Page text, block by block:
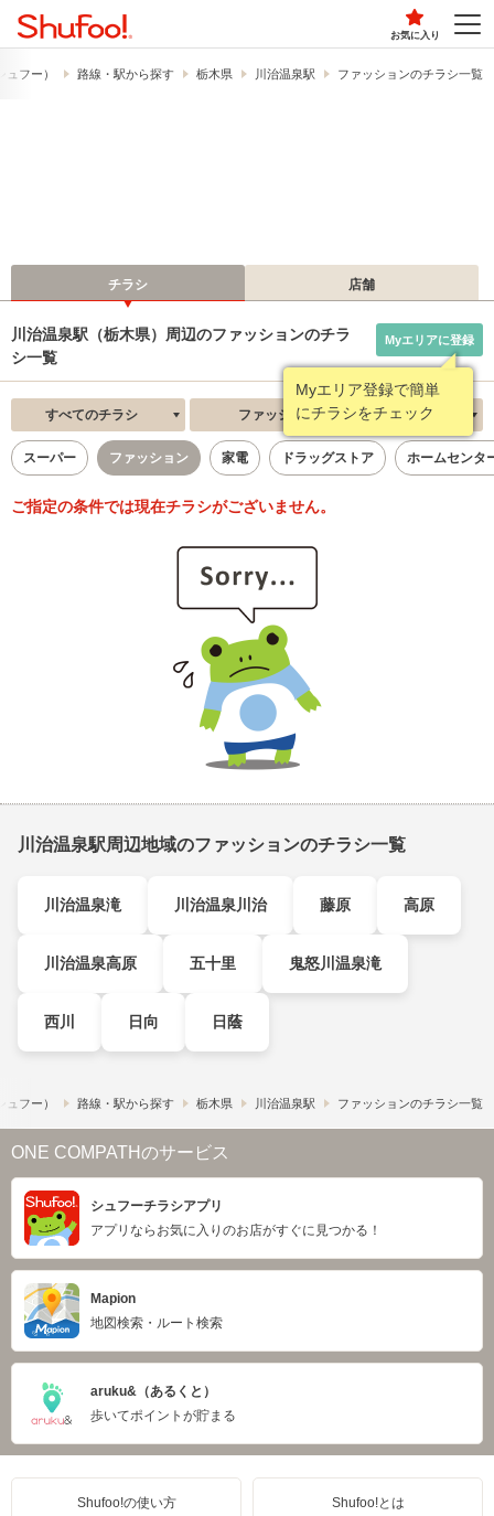
お気に入り
フー） 路線・駅から探す 栃木県 川治温泉駅 ファッションのチラシ一覧
チラシ 店舗
川治温泉駅（栃木県）周辺のファッションのチラ
シ一覧
Myエリア登録で簡単
にチラシをチェック
Myエリアに登録
すべてのチラシ ファッション 新着順
スーパー ファッション 家電 ドラッグストア ホームセンタ
ご指定の条件では現在チラシがございません。
川治温泉駅周辺地域のファッションのチラシ一覧
川治温泉滝 川治温泉川治 藤原 高原
川治温泉高原 五十里 鬼怒川温泉滝
西川 日向 日蔭
フー） 路線・駅から探す 栃木県 川治温泉駅 ファッションのチラシ一覧
ONE COMPATHのサービス
シュフーチラシアプリ
アプリならお気に入りのお店がすぐに見つかる！
Mapion
地図検索・ルート検索
aruku&（あるくと）
歩いてポイントが貯まる
Shufoo!の使い方 Shufoo!とは